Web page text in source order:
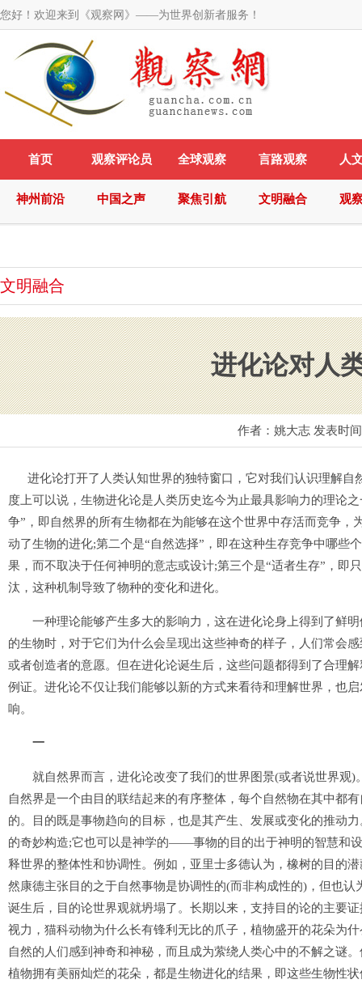
您好！欢迎来到《观察网》——为世界创新者服务！
首页 观察评论员 全球观察 言路观察 人
神州前沿 中国之声 聚焦引航 文明融合 观
文明融合
进化论对人
作者：姚大志 发表时
进化论打开了人类认知世界的独特窗口，它对我们认识理解自
度上可以说，生物进化论是人类历史迄今为止最具影响力的理论
争”，即自然界的所有生物都在为能够在这个世界中存活而竞争
动了生物的进化;第二个是“自然选择”，即在这种生存竞争中哪些
果，而不取决于任何神明的意志或设计;第三个是“适者生存”，即
汰，这种机制导致了物种的变化和进化。
一种理论能够产生多大的影响力，这在进化论身上得到了鲜明
的生物时，对于它们为什么会呈现出这些神奇的样子，人们常会
或者创造者的意愿。但在进化论诞生后，这些问题都得到了合理
例证。进化论不仅让我们能够以新的方式来看待和理解世界，也
响。
一
就自然界而言，进化论改变了我们的世界图景(或者说世界观)
自然界是一个由目的联结起来的有序整体，每个自然物在其中都
的。目的既是事物趋向的目标，也是其产生、发展或变化的推
的奇妙构造;它也可以是神学的——事物的目的出于神明的智慧和
释世界的整体性和协调性。例如，亚里士多德认为，橡树的目的
然康德主张目的之于自然事物是协调性的(而非构成性的)，但也
诞生后，目的论世界观就坍塌了。长期以来，支持目的论的主要
视力，猫科动物为什么长有锋利无比的爪子，植物盛开的花朵为
自然的人们感到神奇和神秘，而且成为萦绕人类心中的不解之谜
植物拥有美丽灿烂的花朵，都是生物进化的结果，即这些生物性